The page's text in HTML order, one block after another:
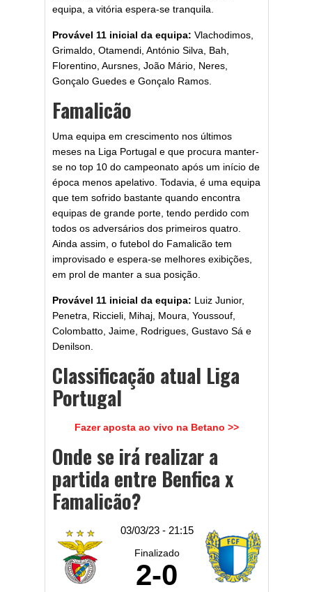
equipa, a vitória espera-se tranquila.
Provável 11 inicial da equipa: Vlachodimos,
Grimaldo, Otamendi, António Silva, Bah,
Florentino, Aursnes, João Mário, Neres,
Gonçalo Guedes e Gonçalo Ramos.
Famalicão
Uma equipa em crescimento nos últimos
meses na Liga Portugal e que procura manter-
se no top 10 do campeonato após um início de
época menos apelativo. Todavia, é uma equipa
que tem sofrido bastante quando encontra
equipas de grande porte, tendo perdido com
todos os adversários dos primeiros quatro.
Ainda assim, o futebol do Famalicão tem
improvisado e espera-se melhores exibições,
em prol de manter a sua posição.
Provável 11 inicial da equipa: Luiz Junior,
Penetra, Riccieli, Mihaj, Moura, Youssouf,
Colombatto, Jaime, Rodrigues, Gustavo Sá e
Denilson.
Classificação atual Liga
Portugal
Fazer aposta ao vivo na Betano >>
Onde se irá realizar a
partida entre Benfica x
Famalicão?
03/03/23 - 21:15
Finalizado
2-0